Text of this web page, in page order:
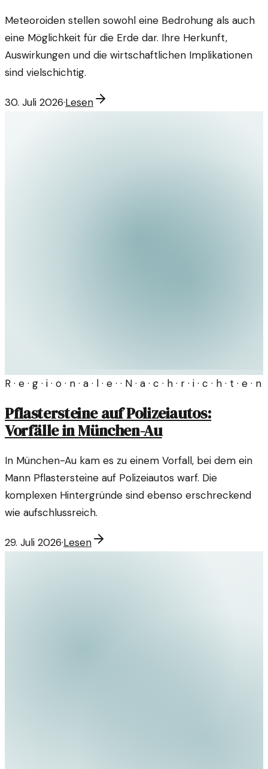
Meteoroiden stellen sowohl eine Bedrohung als auch
eine Möglichkeit für die Erde dar. Ihre Herkunft,
Auswirkungen und die wirtschaftlichen Implikationen
sind vielschichtig.
30. Juli 2026·Lesen
R · e · g · i · o · n · a · l · e · · N · a · c · h · r · i · c · h · t · e · n
Pflastersteine auf Polizeiautos:
Vorfälle in München-Au
In München-Au kam es zu einem Vorfall, bei dem ein
Mann Pflastersteine auf Polizeiautos warf. Die
komplexen Hintergründe sind ebenso erschreckend
wie aufschlussreich.
29. Juli 2026·Lesen